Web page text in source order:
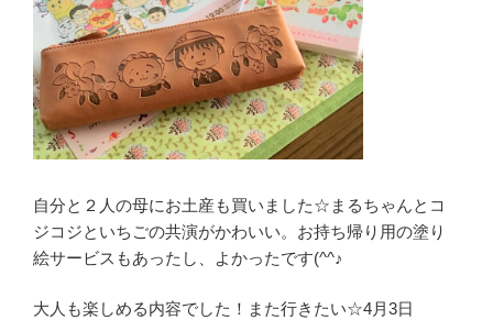
自分と２人の母にお土産も買いました☆まるちゃんとコ
ジコジといちごの共演がかわいい。お持ち帰り用の塗り
絵サービスもあったし、よかったです(^^♪
大人も楽しめる内容でした！また行きたい☆4月3日